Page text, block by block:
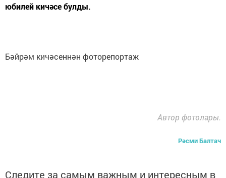
юбилей кичәсе булды.
Бәйрәм кичәсеннән фоторепортаж
Автор фотолары.
Рәсми Балтач
Следите за самым важным и интересным в